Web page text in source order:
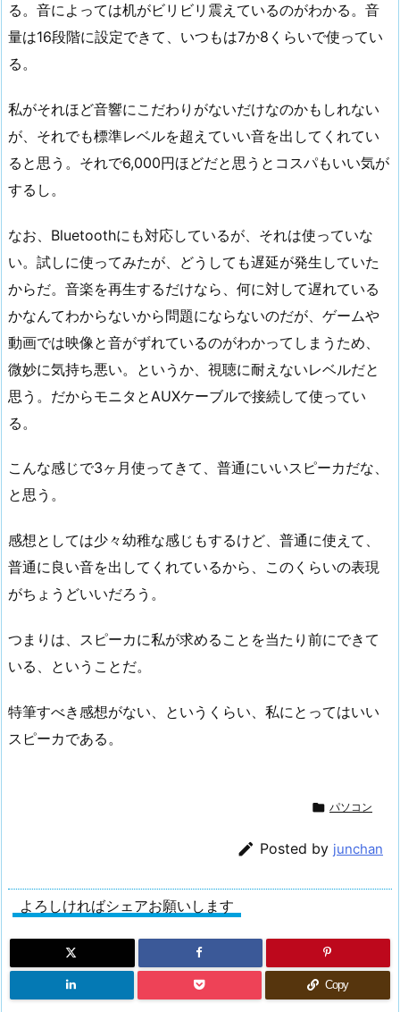
る。音によっては机がビリビリ震えているのがわかる。音
量は16段階に設定できて、いつもは7か8くらいで使ってい
る。
私がそれほど音響にこだわりがないだけなのかもしれない
が、それでも標準レベルを超えていい音を出してくれてい
ると思う。それで6,000円ほどだと思うとコスパもいい気が
するし。
なお、Bluetoothにも対応しているが、それは使っていな
い。試しに使ってみたが、どうしても遅延が発生していた
からだ。音楽を再生するだけなら、何に対して遅れている
かなんてわからないから問題にならないのだが、ゲームや
動画では映像と音がずれているのがわかってしまうため、
微妙に気持ち悪い。というか、視聴に耐えないレベルだと
思う。だからモニタとAUXケーブルで接続して使ってい
る。
こんな感じで3ヶ月使ってきて、普通にいいスピーカだな、
と思う。
感想としては少々幼稚な感じもするけど、普通に使えて、
普通に良い音を出してくれているから、このくらいの表現
がちょうどいいだろう。
つまりは、スピーカに私が求めることを当たり前にできて
いる、ということだ。
特筆すべき感想がない、というくらい、私にとってはいい
スピーカである。
 パソコン
 Posted by junchan
よろしければシェアお願いします
Copy